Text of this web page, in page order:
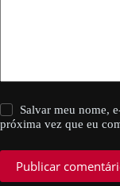
Salvar meu nome,
próxima vez que eu
Publicar